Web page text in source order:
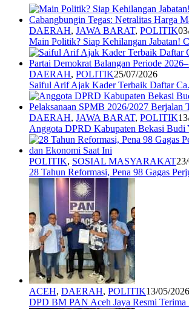
DAERAH, JAWA BARAT, POLITIK
Main Politik? Siap Kehilangan Jabatan!
DAERAH, POLITIK25/07/2026
Saiful Arif Ajak Kader Terbaik Daftar
DAERAH, JAWA BARAT, POLITIK
Anggota DPRD Kabupaten Bekasi
POLITIK, SOSIAL MASYARAKAT
28 Tahun Reformasi, Pena 98 Gagas
ACEH, DAERAH, POLITIK13/05/2026
DPD BM PAN Aceh Jaya Resmi